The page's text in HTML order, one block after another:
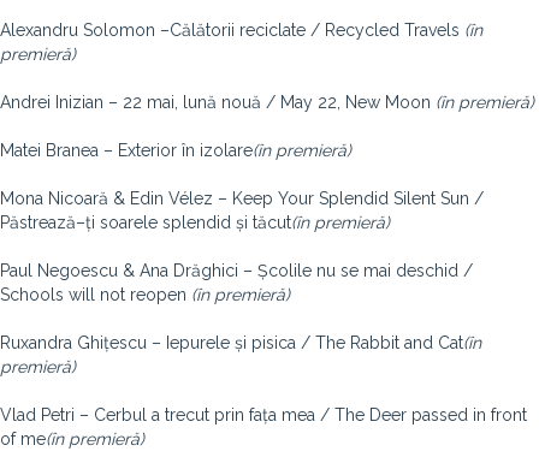
Alexandru Solomon –Călătorii reciclate / Recycled Travels (în
premieră)
Andrei Inizian – 22 mai, lună nouă / May 22, New Moon (în premieră)
Matei Branea – Exterior în izolare(în premieră)
Mona Nicoară & Edin Vélez – Keep Your Splendid Silent Sun /
Păstrează–ți soarele splendid și tăcut(în premieră)
Paul Negoescu & Ana Drăghici – Școlile nu se mai deschid /
Schools will not reopen (în premieră)
Ruxandra Ghițescu – Iepurele și pisica / The Rabbit and Cat(în
premieră)
Vlad Petri – Cerbul a trecut prin fața mea / The Deer passed in front
of me(în premieră)